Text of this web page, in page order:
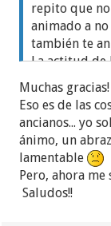
repito que
animado a
también te
La actitud de
mayoría de
aceptan que
amiga que
comprender
Ya no tienes
Poco a poco
ganas y con
vida .
Muchas gracias!
Eso es de las
ancianos... yo
ánimo, un
lamentable
Pero, ahora
Saludos!!